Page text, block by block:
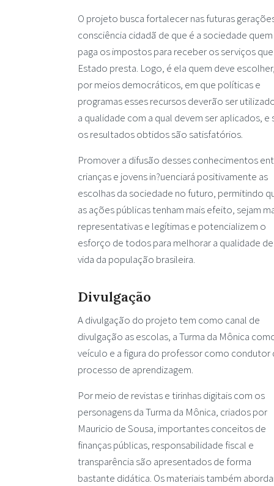
O projeto busca fortalecer nas futuras
consciência cidadã de que é a sociedade quem
paga os impostos para receber os serviços
Estado presta. Logo, é ela quem deve escolher,
por meios democráticos, em que políticas e
programas esses recursos deverão ser
a qualidade com a qual devem ser aplicados, e
os resultados obtidos são satisfatórios.
Promover a difusão desses conhecimentos
crianças e jovens in?uenciará positivamente as
escolhas da sociedade no futuro, permitindo
as ações públicas tenham mais efeito, sejam
representativas e legítimas e potencializem o
esforço de todos para melhorar a qualidade de
vida da população brasileira.
Divulgação
A divulgação do projeto tem como canal de
divulgação as escolas, a Turma da Mônica
veículo e a figura do professor como condutor
processo de aprendizagem.
Por meio de revistas e tirinhas digitais com os
personagens da Turma da Mônica, criados por
Mauricio de Sousa, importantes conceitos de
finanças públicas, responsabilidade fiscal e
transparência são apresentados de forma
bastante didática. Os materiais também